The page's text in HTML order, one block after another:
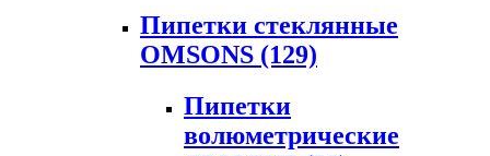
Пипетки стеклянные
OMSONS (129)
Пипетки
волюметрические